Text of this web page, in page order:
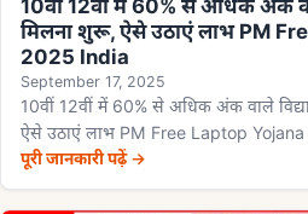
10वीं 12वीं में 60% से अधिक अंक वाले
मिलना शुरू, ऐसे उठाएं लाभ PM
2025 India
September 17, 2025
10वीं 12वीं में 60% से अधिक अंक वाले
ऐसे उठाएं लाभ PM Free Laptop
पूरी जानकारी पढ़ें →